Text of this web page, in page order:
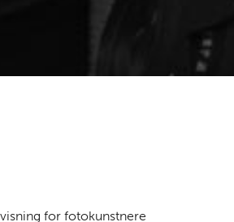
for fotokunstnere